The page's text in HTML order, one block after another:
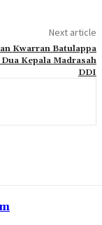
Next article
Kwarran Batulappa
Kepala Madrasah
DDI